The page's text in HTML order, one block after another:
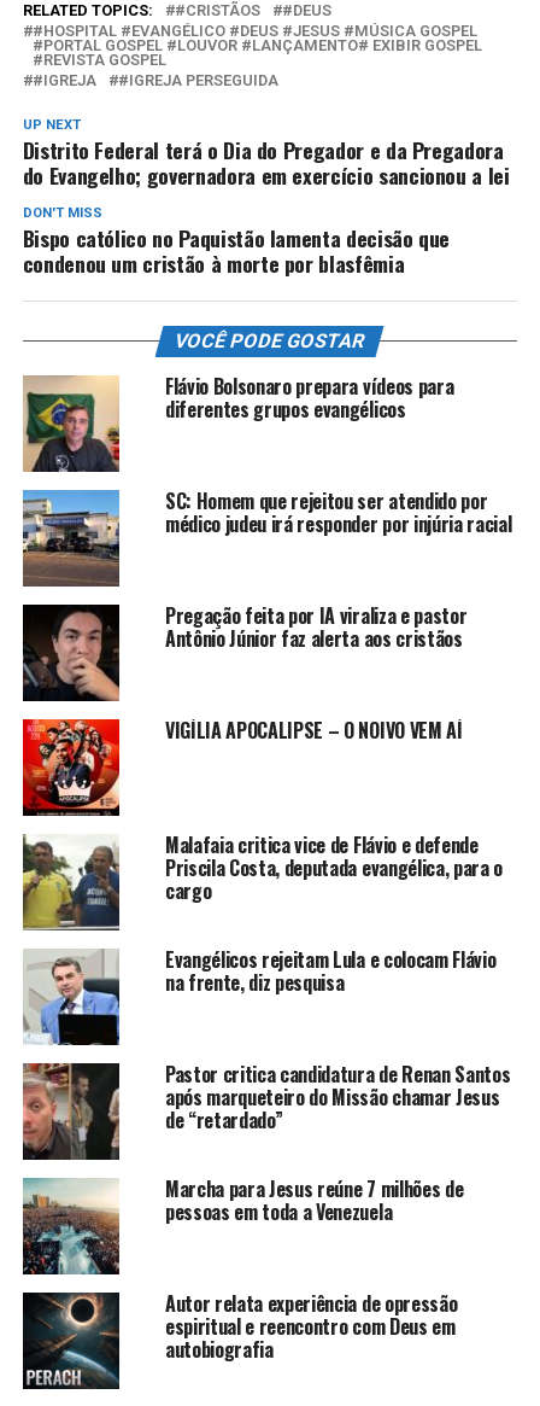
RELATED TOPICS: #CRISTÃOS
#DEUS
#HOSPITAL #EVANGÉLICO #DEUS #JESUS #MÚSICA GOSPEL
#PORTAL GOSPEL #LOUVOR #LANÇAMENTO# EXIBIR GOSPEL
#REVISTA GOSPEL
#IGREJA
#IGREJA PERSEGUIDA
UP NEXT
Distrito Federal terá o Dia do Pregador e da Pregadora
do Evangelho; governadora em exercício sancionou a lei
DON'T MISS
Bispo católico no Paquistão lamenta decisão que
condenou um cristão à morte por blasfêmia
VOCÊ PODE GOSTAR
Flávio Bolsonaro prepara vídeos para
diferentes grupos evangélicos
SC: Homem que rejeitou ser atendido por
médico judeu irá responder por injúria racial
Pregação feita por IA viraliza e pastor
Antônio Júnior faz alerta aos cristãos
VIGÍLIA APOCALIPSE – O NOIVO VEM AÍ
Malafaia critica vice de Flávio e defende
Priscila Costa, deputada evangélica, para o
cargo
Evangélicos rejeitam Lula e colocam Flávio
na frente, diz pesquisa
Pastor critica candidatura de Renan Santos
após marqueteiro do Missão chamar Jesus
de “retardado”
Marcha para Jesus reúne 7 milhões de
pessoas em toda a Venezuela
Autor relata experiência de opressão
espiritual e reencontro com Deus em
autobiografia